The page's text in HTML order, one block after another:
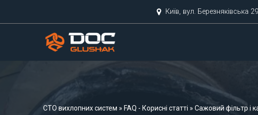
Київ, вул. Березняківська
СТО вихлопних систем » FAQ - Корисні статті » Сажовий фільтр і